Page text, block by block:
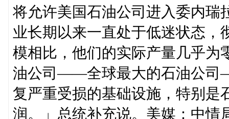
将允许美国石油公司进入委内瑞
业长期以来一直处于低迷状态，
模相比，他们的实际产量几乎为
油公司——全球最大的石油公司
复严重受损的基础设施，特别是
润。」总统补充说。美媒：中情